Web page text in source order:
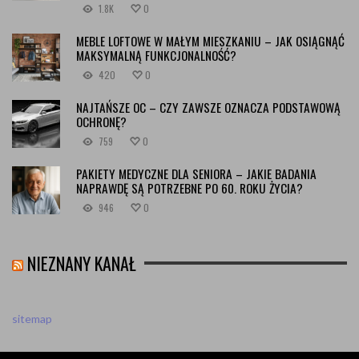
1.8K 0
MEBLE LOFTOWE W MAŁYM MIESZKANIU – JAK OSIĄGNĄĆ
MAKSYMALNĄ FUNKCJONALNOŚĆ?
420 0
NAJTAŃSZE OC – CZY ZAWSZE OZNACZA PODSTAWOWĄ
OCHRONĘ?
759 0
PAKIETY MEDYCZNE DLA SENIORA – JAKIE BADANIA
NAPRAWDĘ SĄ POTRZEBNE PO 60. ROKU ŻYCIA?
946 0
NIEZNANY KANAŁ
sitemap